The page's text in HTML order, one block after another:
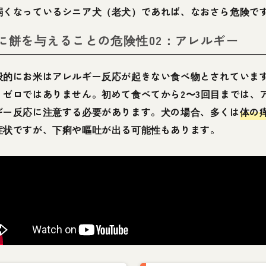
なっているシニア犬（老犬）であれば、なおさら危険です
餅を与えることの危険性02：アレルギー
的にお米はアレルギー反応が起きない食べ物とされていま
ゼロではありません。初めて食べてから2〜3回目までは、
ー反応に注意する必要があります。犬の場合、多くは体の
ですが、下痢や嘔吐が出る可能性もあります。